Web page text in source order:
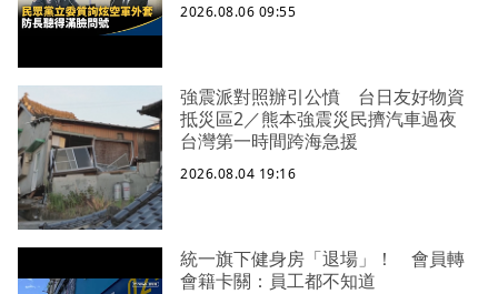
2026.08.06 09:55
強震派對照辦引公憤 台日友好物資
抵災區2／熊本強震災民擠汽車過夜
台灣第一時間跨海急援
2026.08.04 19:16
統一旗下健身房「退場」！ 會員轉
會籍卡關：員工都不知道